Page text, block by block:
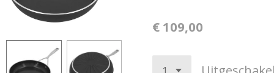
€ 109,00